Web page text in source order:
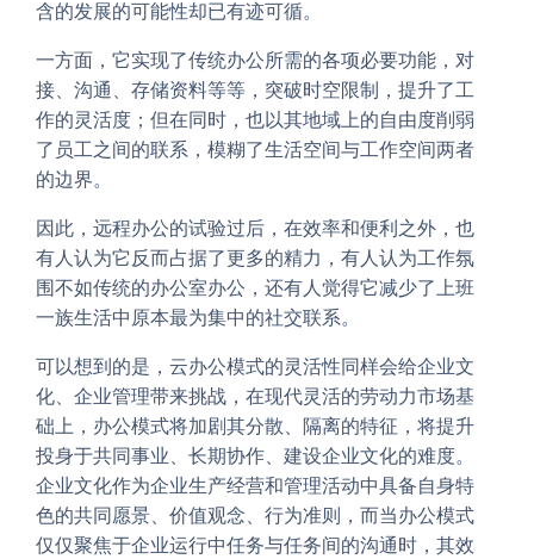
含的发展的可能性却已有迹可循。
一方面，它实现了传统办公所需的各项必要功能，对
接、沟通、存储资料等等，突破时空限制，提升了工
作的灵活度；但在同时，也以其地域上的自由度削弱
了员工之间的联系，模糊了生活空间与工作空间两者
的边界。
因此，远程办公的试验过后，在效率和便利之外，也
有人认为它反而占据了更多的精力，有人认为工作氛
围不如传统的办公室办公，还有人觉得它减少了上班
一族生活中原本最为集中的社交联系。
可以想到的是，云办公模式的灵活性同样会给企业文
化、企业管理带来挑战，在现代灵活的劳动力市场基
础上，办公模式将加剧其分散、隔离的特征，将提升
投身于共同事业、长期协作、建设企业文化的难度。
企业文化作为企业生产经营和管理活动中具备自身特
色的共同愿景、价值观念、行为准则，而当办公模式
仅仅聚焦于企业运行中任务与任务间的沟通时，其效